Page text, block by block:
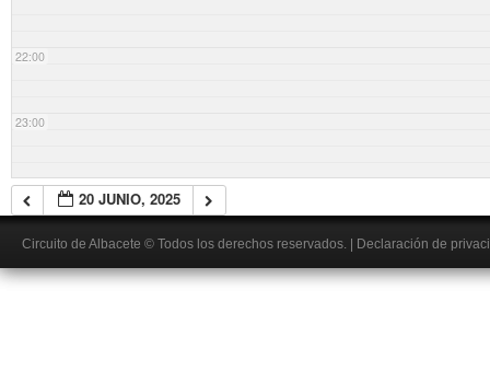
22:00
23:00
20 JUNIO, 2025
Circuito de Albacete © Todos los derechos reservados. Declaración de